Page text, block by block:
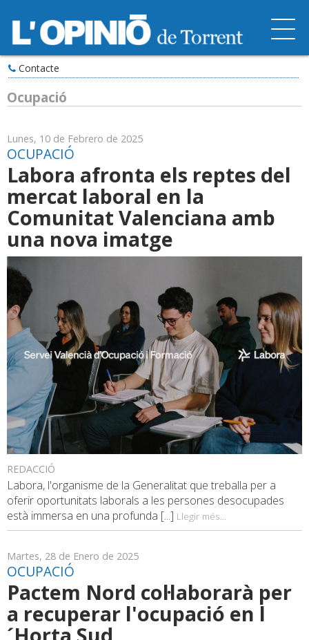
Contacte
Ocupació
Lunes, 10 de Febrero de 2025
OCUPACIÓ
Labora afronta els reptes del
mercat laboral en la
Comunitat Valenciana amb
una nova imatge
REDACCIÓ
Labora, l'organisme de la Generalitat que treballa per a
oferir oportunitats laborals a les persones desocupades
està immersa en una profunda [...] Llegir més...
Martes, 28 de Enero de 2025
OCUPACIÓ
Pactem Nord col·laborarà per
a recuperar l'ocupació en l